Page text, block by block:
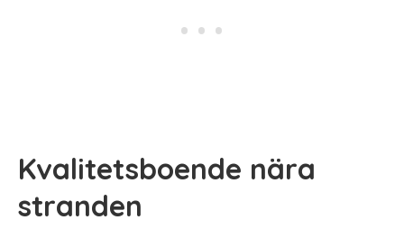
Kvalitetsboende nära
stranden